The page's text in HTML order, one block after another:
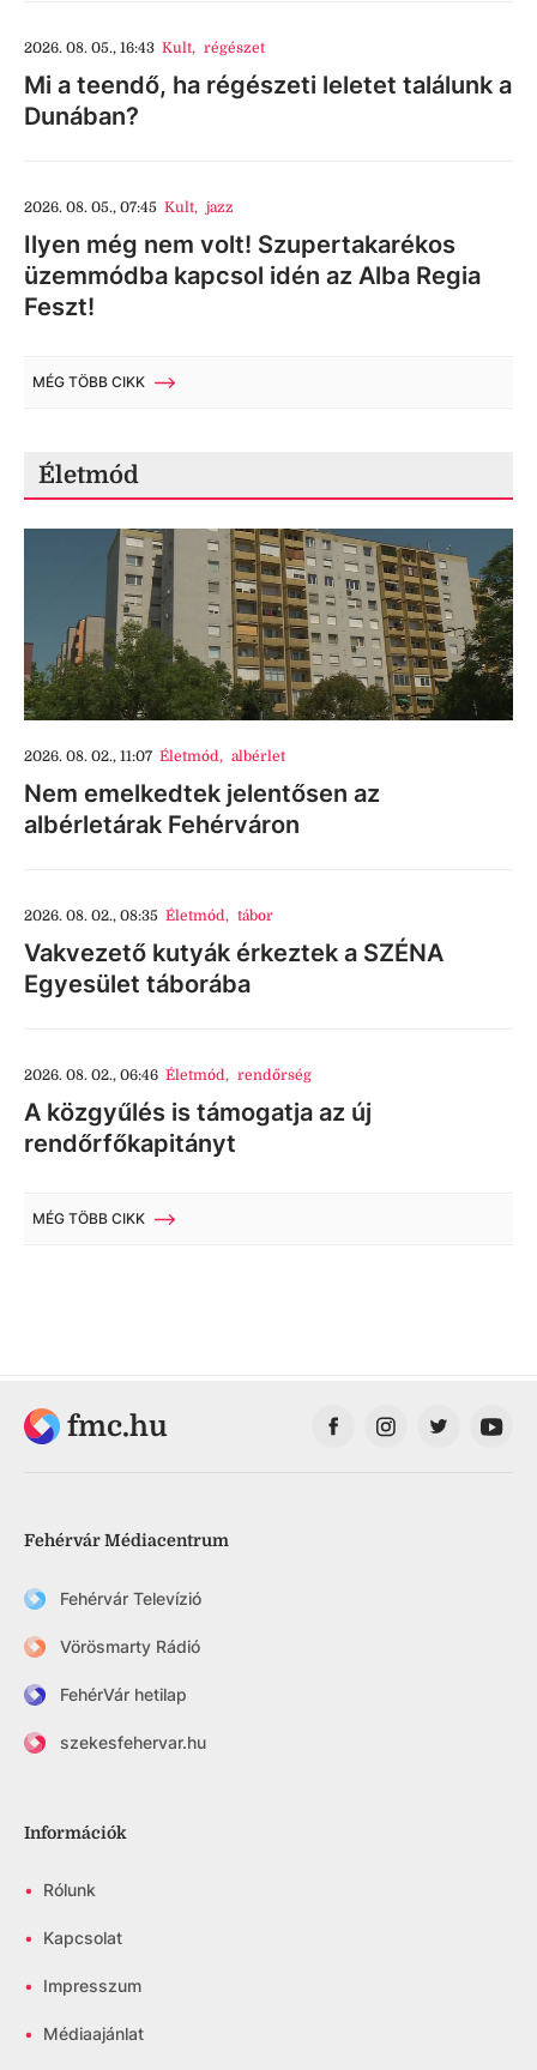
2026. 08. 05., 16:43 Kult, régészet
Mi a teendő, ha régészeti leletet találunk a
Dunában?
2026. 08. 05., 07:45 Kult, jazz
Ilyen még nem volt! Szupertakarékos
üzemmódba kapcsol idén az Alba Regia
Feszt!
MÉG TÖBB CIKK
Életmód
2026. 08. 02., 11:07 Életmód, albérlet
Nem emelkedtek jelentősen az
albérletárak Fehérváron
2026. 08. 02., 08:35 Életmód, tábor
Vakvezető kutyák érkeztek a SZÉNA
Egyesület táborába
2026. 08. 02., 06:46 Életmód, rendőrség
A közgyűlés is támogatja az új
rendőrfőkapitányt
MÉG TÖBB CIKK
fmc.hu
Fehérvár Médiacentrum
Fehérvár Televízió
Vörösmarty Rádió
FehérVár hetilap
szekesfehervar.hu
Információk
• Rólunk
• Kapcsolat
• Impresszum
• Médiaajánlat